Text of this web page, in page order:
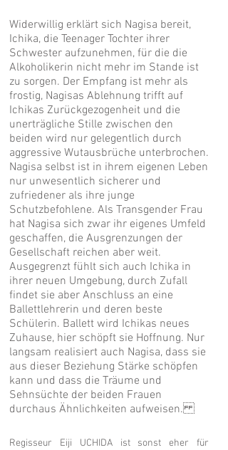
Widerwillig erklärt sich Nagisa bereit,
Ichika, die Teenager Tochter ihrer
Schwester aufzunehmen, für die die
Alkoholikerin nicht mehr im Stande ist
zu sorgen. Der Empfang ist mehr als
frostig, Nagisas Ablehnung trifft auf
Ichikas Zurückgezogenheit und die
unerträgliche Stille zwischen den
beiden wird nur gelegentlich durch
aggressive Wutausbrüche unterbrochen.
Nagisa selbst ist in ihrem eigenen Leben
nur unwesentlich sicherer und
zufriedener als ihre junge
Schutzbefohlene. Als Transgender Frau
hat Nagisa sich zwar ihr eigenes Umfeld
geschaffen, die Ausgrenzungen der
Gesellschaft reichen aber weit.
Ausgegrenzt fühlt sich auch Ichika in
ihrer neuen Umgebung, durch Zufall
findet sie aber Anschluss an eine
Ballettlehrerin und deren beste
Schülerin. Ballett wird Ichikas neues
Zuhause, hier schöpft sie Hoffnung. Nur
langsam realisiert auch Nagisa, dass sie
aus dieser Beziehung Stärke schöpfen
kann und dass die Träume und
Sehnsüchte der beiden Frauen
durchaus Ähnlichkeiten aufweisen.
Regisseur Eiji UCHIDA ist sonst eher für